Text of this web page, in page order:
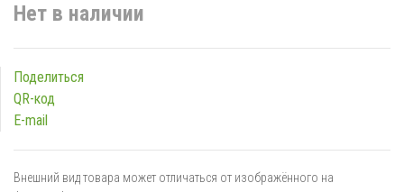
Нет в наличии
Поделиться
QR-код
E-mail
Внешний вид товара может отличаться от изображённого на